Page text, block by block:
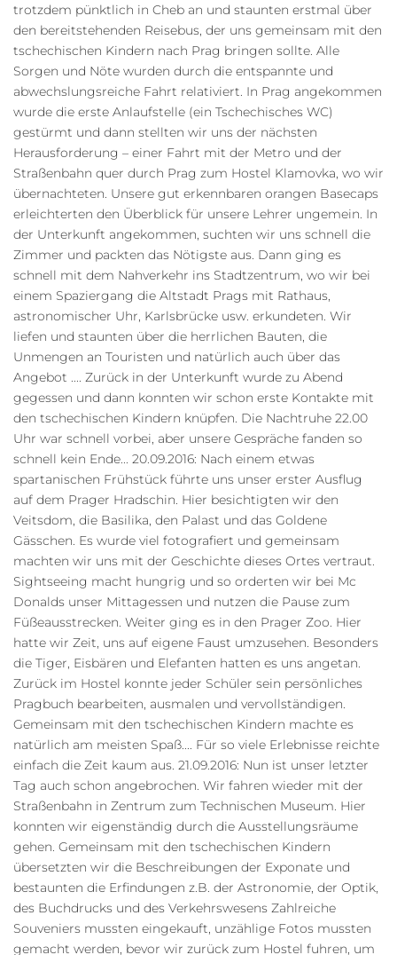
trotzdem pünktlich in Cheb an und staunten erstmal über
den bereitstehenden Reisebus, der uns gemeinsam mit den
tschechischen Kindern nach Prag bringen sollte. Alle
Sorgen und Nöte wurden durch die entspannte und
abwechslungsreiche Fahrt relativiert. In Prag angekommen
wurde die erste Anlaufstelle (ein Tschechisches WC)
gestürmt und dann stellten wir uns der nächsten
Herausforderung – einer Fahrt mit der Metro und der
Straßenbahn quer durch Prag zum Hostel Klamovka, wo wir
übernachteten. Unsere gut erkennbaren orangen Basecaps
erleichterten den Überblick für unsere Lehrer ungemein. In
der Unterkunft angekommen, suchten wir uns schnell die
Zimmer und packten das Nötigste aus. Dann ging es
schnell mit dem Nahverkehr ins Stadtzentrum, wo wir bei
einem Spaziergang die Altstadt Prags mit Rathaus,
astronomischer Uhr, Karlsbrücke usw. erkundeten. Wir
liefen und staunten über die herrlichen Bauten, die
Unmengen an Touristen und natürlich auch über das
Angebot .... Zurück in der Unterkunft wurde zu Abend
gegessen und dann konnten wir schon erste Kontakte mit
den tschechischen Kindern knüpfen. Die Nachtruhe 22.00
Uhr war schnell vorbei, aber unsere Gespräche fanden so
schnell kein Ende... 20.09.2016: Nach einem etwas
spartanischen Frühstück führte uns unser erster Ausflug
auf dem Prager Hradschin. Hier besichtigten wir den
Veitsdom, die Basilika, den Palast und das Goldene
Gässchen. Es wurde viel fotografiert und gemeinsam
machten wir uns mit der Geschichte dieses Ortes vertraut.
Sightseeing macht hungrig und so orderten wir bei Mc
Donalds unser Mittagessen und nutzen die Pause zum
Füßeausstrecken. Weiter ging es in den Prager Zoo. Hier
hatte wir Zeit, uns auf eigene Faust umzusehen. Besonders
die Tiger, Eisbären und Elefanten hatten es uns angetan.
Zurück im Hostel konnte jeder Schüler sein persönliches
Pragbuch bearbeiten, ausmalen und vervollständigen.
Gemeinsam mit den tschechischen Kindern machte es
natürlich am meisten Spaß.... Für so viele Erlebnisse reichte
einfach die Zeit kaum aus. 21.09.2016: Nun ist unser letzter
Tag auch schon angebrochen. Wir fahren wieder mit der
Straßenbahn in Zentrum zum Technischen Museum. Hier
konnten wir eigenständig durch die Ausstellungsräume
gehen. Gemeinsam mit den tschechischen Kindern
übersetzten wir die Beschreibungen der Exponate und
bestaunten die Erfindungen z.B. der Astronomie, der Optik,
des Buchdrucks und des Verkehrswesens Zahlreiche
Souveniers mussten eingekauft, unzählige Fotos mussten
gemacht werden, bevor wir zurück zum Hostel fuhren, um